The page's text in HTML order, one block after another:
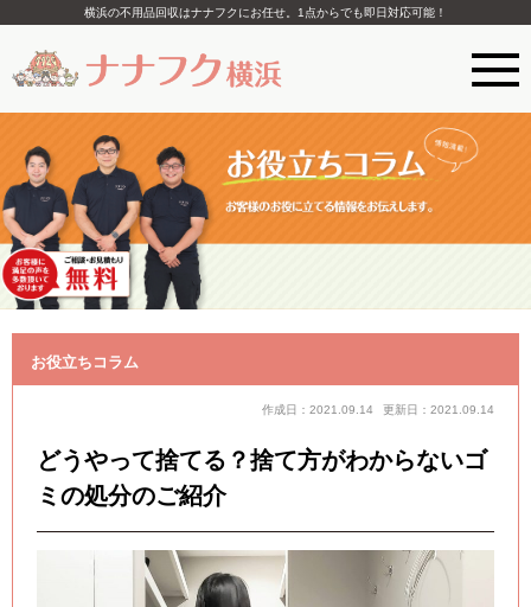
横浜の不用品回収はナナフクにお任せ。1点からでも即日対応可能！
お役立ちコラム
作成日：2021.09.14 更新日：2021.09.14
どうやって捨てる？捨て方がわからないゴ
ミの処分のご紹介